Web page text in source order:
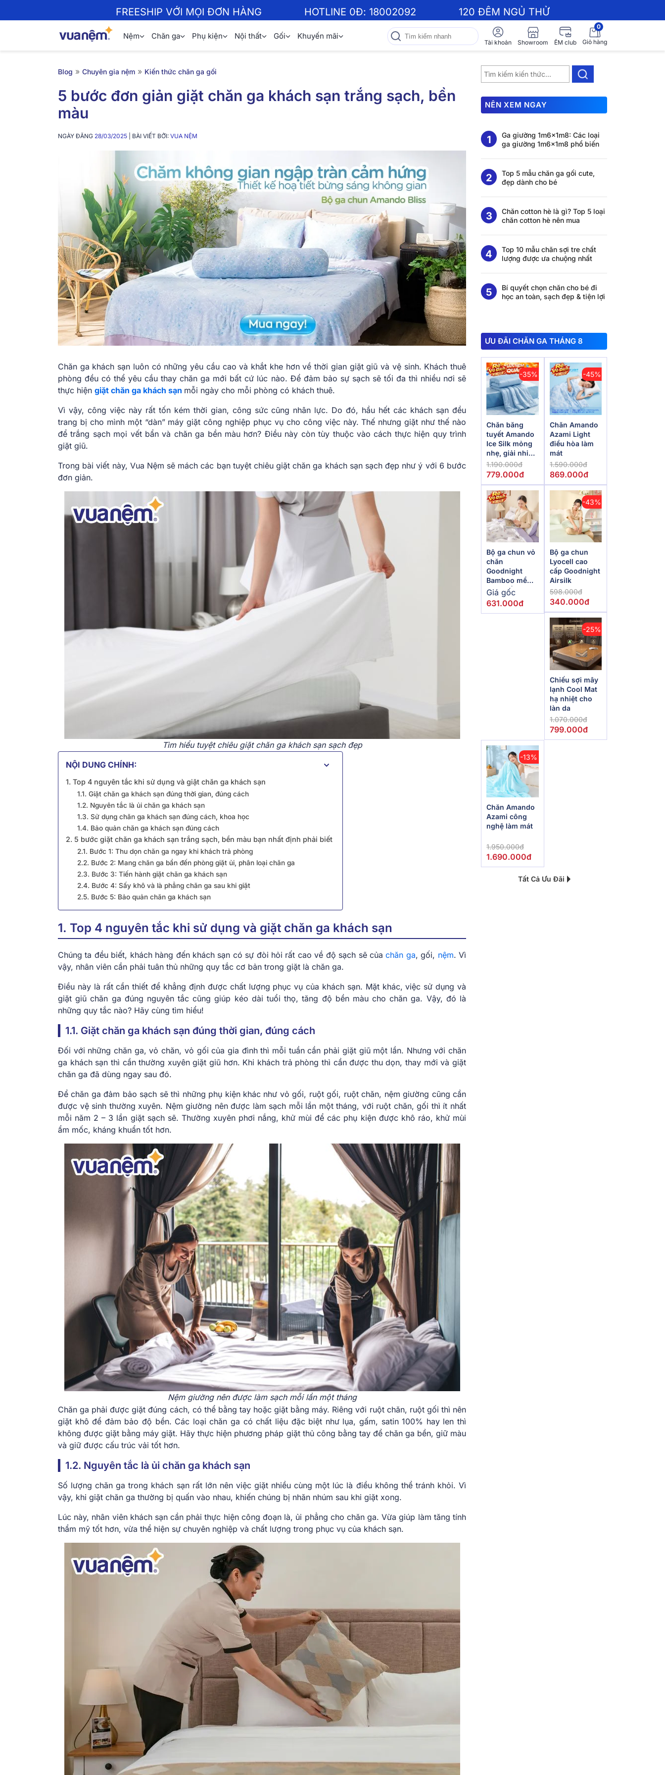
FREESHIP VỚI MỌI ĐƠN HÀNG HOTLINE 0Đ: 18002092 120 ĐÊM NGỦ THỬ
Nệm Chăn ga Phụ kiện Nội thất Gối Khuyến mãi
Tài khoản Showroom ÊM club
0
Giỏ hàng
Blog » Chuyên gia nệm » Kiến thức chăn ga gối
5 bước đơn giản giặt chăn ga khách sạn trắng sạch, bền
màu
NGÀY ĐĂNG 28/03/2025 | BÀI VIẾT BỞI: VUA NỆM
Chăn ga khách sạn luôn có những yêu cầu cao và khắt khe hơn về thời gian giặt giũ và vệ sinh. Khách thuê
phòng đều có thể yêu cầu thay chăn ga mới bất cứ lúc nào. Để đảm bảo sự sạch sẽ tối đa thì nhiều nơi sẽ
thực hiện giặt chăn ga khách sạn mỗi ngày cho mỗi phòng có khách thuê.
Vì vậy, công việc này rất tốn kém thời gian, công sức cũng nhân lực. Do đó, hầu hết các khách sạn đều
trang bị cho mình một “dàn” máy giặt công nghiệp phục vụ cho công việc này. Thế nhưng giặt như thế nào
để trắng sạch mọi vết bẩn và chăn ga bền màu hơn? Điều này còn tùy thuộc vào cách thực hiện quy trình
giặt giũ.
Trong bài viết này, Vua Nệm sẽ mách các bạn tuyệt chiêu giặt chăn ga khách sạn sạch đẹp như ý với 6 bước
đơn giản.
Tìm hiểu tuyệt chiêu giặt chăn ga khách sạn sạch đẹp
NỘI DUNG CHÍNH:
1. Top 4 nguyên tắc khi sử dụng và giặt chăn ga khách sạn
1.1. Giặt chăn ga khách sạn đúng thời gian, đúng cách
1.2. Nguyên tắc là ủi chăn ga khách sạn
1.3. Sử dụng chăn ga khách sạn đúng cách, khoa học
1.4. Bảo quản chăn ga khách sạn đúng cách
2. 5 bước giặt chăn ga khách sạn trắng sạch, bền màu bạn nhất định phải biết
2.1. Bước 1: Thu dọn chăn ga ngay khi khách trả phòng
2.2. Bước 2: Mang chăn ga bẩn đến phòng giặt ủi, phân loại chăn ga
2.3. Bước 3: Tiến hành giặt chăn ga khách sạn
2.4. Bước 4: Sấy khô và là phẳng chăn ga sau khi giặt
2.5. Bước 5: Bảo quản chăn ga khách sạn
1. Top 4 nguyên tắc khi sử dụng và giặt chăn ga khách sạn
Chúng ta đều biết, khách hàng đến khách sạn có sự đòi hỏi rất cao về độ sạch sẽ củachăn ga, gối, nệm. Vì
vậy, nhân viên cần phải tuân thủ những quy tắc cơ bản trong giặt là chăn ga.
Điều này là rất cần thiết để khẳng định được chất lượng phục vụ của khách sạn. Mặt khác, việc sử dụng và
giặt giũ chăn ga đúng nguyên tắc cũng giúp kéo dài tuổi thọ, tăng độ bền màu cho chăn ga. Vậy, đó là
những quy tắc nào? Hãy cùng tìm hiểu!
1.1. Giặt chăn ga khách sạn đúng thời gian, đúng cách
Đối với những chăn ga, vỏ chăn, vỏ gối của gia đình thì mỗi tuần cần phải giặt giũ một lần. Nhưng với chăn
ga khách sạn thì cần thường xuyên giặt giũ hơn. Khi khách trả phòng thì cần được thu dọn, thay mới và giặt
chăn ga đã dùng ngay sau đó.
Để chăn ga đảm bảo sạch sẽ thì những phụ kiện khác như vỏ gối, ruột gối, ruột chăn, nệm giường cũng cần
được vệ sinh thường xuyên. Nệm giường nên được làm sạch mỗi lần một tháng, với ruột chăn, gối thì ít nhất
mỗi năm 2 – 3 lần giặt sạch sẽ. Thường xuyên phơi nắng, khử mùi để các phụ kiện được khô ráo, khử mùi
ẩm mốc, kháng khuẩn tốt hơn.
Nệm giường nên được làm sạch mỗi lần một tháng
Chăn ga phải được giặt đúng cách, có thể bằng tay hoặc giặt bằng máy. Riêng với ruột chăn, ruột gối thì nên
giặt khô để đảm bảo độ bền. Các loại chăn ga có chất liệu đặc biệt như lụa, gấm, satin 100% hay len thì
không được giặt bằng máy giặt. Hãy thực hiện phương pháp giặt thủ công bằng tay để chăn ga bền, giữ màu
và giữ được cấu trúc vải tốt hơn.
1.2. Nguyên tắc là ủi chăn ga khách sạn
Số lượng chăn ga trong khách sạn rất lớn nên việc giặt nhiều cùng một lúc là điều không thể tránh khỏi. Vì
vậy, khi giặt chăn ga thường bị quấn vào nhau, khiến chúng bị nhăn nhúm sau khi giặt xong.
Lúc này, nhân viên khách sạn cần phải thực hiện công đoạn là, ủi phẳng cho chăn ga. Vừa giúp làm tăng tính
thẩm mỹ tốt hơn, vừa thể hiện sự chuyên nghiệp và chất lượng trong phục vụ của khách sạn.
NÊN XEM NGAY
Ga giường 1m6x1m8: Các loại
ga giường 1m6x1m8 phổ biến
Top 5 mẫu chăn ga gối cute,
đẹp dành cho bé
Chăn cotton hè là gì? Top 5 loại
chăn cotton hè nên mua
Top 10 mẫu chăn sợi tre chất
lượng được ưa chuộng nhất
Bí quyết chọn chăn cho bé đi
học an toàn, sạch đẹp & tiện lợi
ƯU ĐÃI CHĂN GA THÁNG 8
-35%
Chăn băng
tuyết Amando
Ice Silk mỏng
nhẹ, giải nhiệt
mùa hè
1.190.000đ
779.000đ
-45%
Chăn Amando
Azami Light
điều hòa làm
mát
1.590.000đ
869.000đ
Bộ ga chun vỏ
chăn
Goodnight
Bamboo mềm
mại, điều hòa
thân nhiệt
Giá gốc
631.000đ
-43%
Bộ ga chun
Lyocell cao
cấp Goodnight
Airsilk
598.000đ
340.000đ
-25%
Chiếu sợi mây
lạnh Cool Mat
hạ nhiệt cho
làn da
1.070.000đ
799.000đ
-13%
Chăn Amando
Azami công
nghệ làm mát
1.950.000đ
1.690.000đ
Tất Cả Ưu Đãi